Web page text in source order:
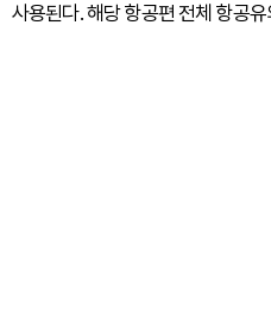
사용된다. 해당 항공편 전체 항공